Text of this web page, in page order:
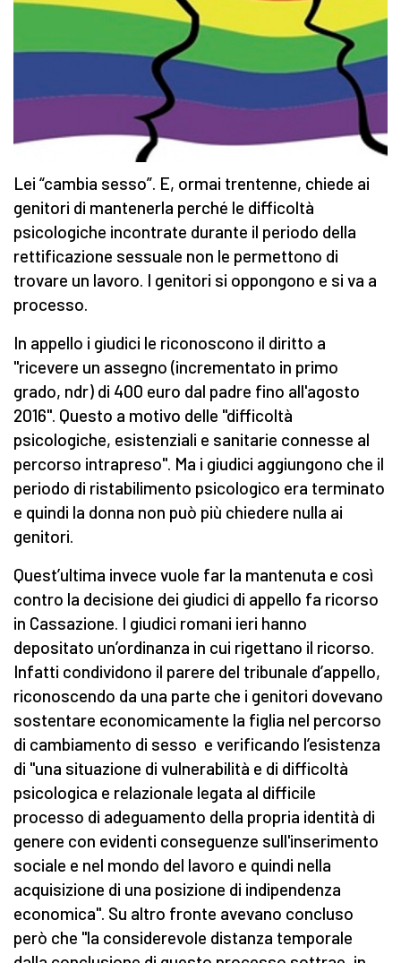
Lei “cambia sesso”. E, ormai trentenne, chiede ai
genitori di mantenerla perché le difficoltà
psicologiche incontrate durante il periodo della
rettificazione sessuale non le permettono di
trovare un lavoro. I genitori si oppongono e si va a
processo.
In appello i giudici le riconoscono il diritto a
"ricevere un assegno (incrementato in primo
grado, ndr) di 400 euro dal padre fino all'agosto
2016". Questo a motivo delle "difficoltà
psicologiche, esistenziali e sanitarie connesse al
percorso intrapreso". Ma i giudici aggiungono che il
periodo di ristabilimento psicologico era terminato
e quindi la donna non può più chiedere nulla ai
genitori.
Quest’ultima invece vuole far la mantenuta e così
contro la decisione dei giudici di appello fa ricorso
in Cassazione. I giudici romani ieri hanno
depositato un’ordinanza in cui rigettano il ricorso.
Infatti condividono il parere del tribunale d’appello,
riconoscendo da una parte che i genitori dovevano
sostentare economicamente la figlia nel percorso
di cambiamento di sesso e verificando l’esistenza
di "una situazione di vulnerabilità e di difficoltà
psicologica e relazionale legata al difficile
processo di adeguamento della propria identità di
genere con evidenti conseguenze sull'inserimento
sociale e nel mondo del lavoro e quindi nella
acquisizione di una posizione di indipendenza
economica". Su altro fronte avevano concluso
però che "la considerevole distanza temporale